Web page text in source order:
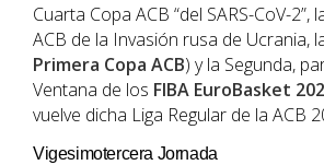
Cuarta Copa ACB “del SARS-CoV-2”,
ACB de la Invasión rusa de Ucrania,
Primera Copa ACB) y la Segunda,
Ventana de los FIBA EuroBasket
vuelve dicha Liga Regular de la ACB
Vigesimotercera Jornada